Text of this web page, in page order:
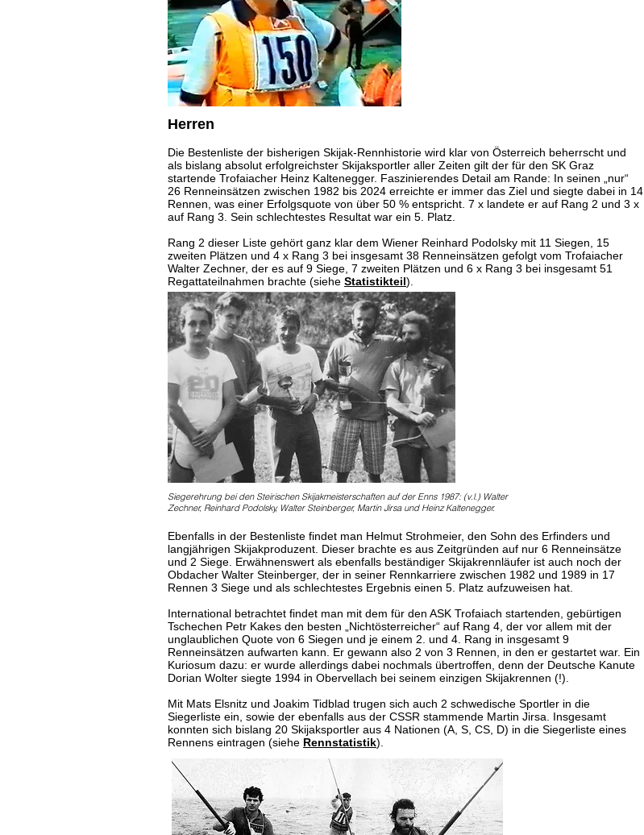
Herren
Die Bestenliste der bisherigen Skijak-Rennhistorie wird klar von Österreich beherrscht und
als bislang absolut erfolgreichster Skijaksportler aller Zeiten gilt der für den SK Graz
startende Trofaiacher Heinz Kaltenegger. Faszinierendes Detail am Rande: In seinen „nur“
26 Renneinsätzen zwischen 1982 bis 2024 erreichte er immer das Ziel und siegte dabei in 14
Rennen, was einer Erfolgsquote von über 50 % entspricht. 7 x landete er auf Rang 2 und 3 x
auf Rang 3. Sein schlechtestes Resultat war ein 5. Platz.
Rang 2 dieser Liste gehört ganz klar dem Wiener Reinhard Podolsky mit 11 Siegen, 15
zweiten Plätzen und 4 x Rang 3 bei insgesamt 38 Renneinsätzen gefolgt vom Trofaiacher
Walter Zechner, der es auf 9 Siege, 7 zweiten Plätzen und 6 x Rang 3 bei insgesamt 51
Regattateilnahmen brachte (siehe Statistikteil).
Siegerehrung bei den Steirischen Skijakmeisterschaften auf der Enns 1987: (v.l.) Walter
Zechner, Reinhard Podolsky, Walter Steinberger, Martin Jirsa und Heinz Kaltenegger.
Ebenfalls in der Bestenliste findet man Helmut Strohmeier, den Sohn des Erfinders und
langjährigen Skijakproduzent. Dieser brachte es aus Zeitgründen auf nur 6 Renneinsätze
und 2 Siege. Erwähnenswert als ebenfalls beständiger Skijakrennläufer ist auch noch der
Obdacher Walter Steinberger, der in seiner Rennkarriere zwischen 1982 und 1989 in 17
Rennen 3 Siege und als schlechtestes Ergebnis einen 5. Platz aufzuweisen hat.
International betrachtet findet man mit dem für den ASK Trofaiach startenden, gebürtigen
Tschechen Petr Kakes den besten „Nichtösterreicher“ auf Rang 4, der vor allem mit der
unglaublichen Quote von 6 Siegen und je einem 2. und 4. Rang in insgesamt 9
Renneinsätzen aufwarten kann. Er gewann also 2 von 3 Rennen, in den er gestartet war. Ein
Kuriosum dazu: er wurde allerdings dabei nochmals übertroffen, denn der Deutsche Kanute
Dorian Wolter siegte 1994 in Obervellach bei seinem einzigen Skijakrennen (!).
Mit Mats Elsnitz und Joakim Tidblad trugen sich auch 2 schwedische Sportler in die
Siegerliste ein, sowie der ebenfalls aus der CSSR stammende Martin Jirsa. Insgesamt
konnten sich bislang 20 Skijaksportler aus 4 Nationen (A, S, CS, D) in die Siegerliste eines
Rennens eintragen (siehe Rennstatistik).